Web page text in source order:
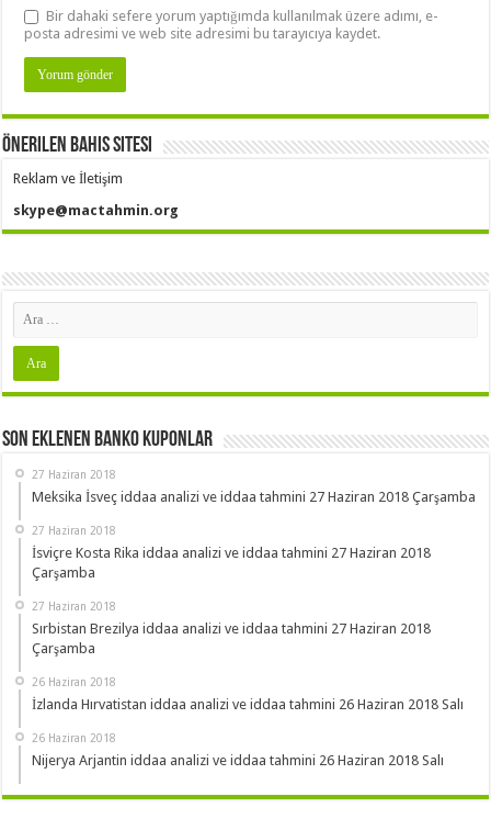
Bir dahaki sefere yorum yaptığımda kullanılmak üzere adımı, e-
posta adresimi ve web site adresimi bu tarayıcıya kaydet.
Önerilen Bahis Sitesi
Reklam ve İletişim
skype@mactahmin.org
Son Eklenen Banko Kuponlar
27 Haziran 2018
Meksika İsveç iddaa analizi ve iddaa tahmini 27 Haziran 2018 Çarşamba
27 Haziran 2018
İsviçre Kosta Rika iddaa analizi ve iddaa tahmini 27 Haziran 2018
Çarşamba
27 Haziran 2018
Sırbistan Brezilya iddaa analizi ve iddaa tahmini 27 Haziran 2018
Çarşamba
26 Haziran 2018
İzlanda Hırvatistan iddaa analizi ve iddaa tahmini 26 Haziran 2018 Salı
26 Haziran 2018
Nijerya Arjantin iddaa analizi ve iddaa tahmini 26 Haziran 2018 Salı